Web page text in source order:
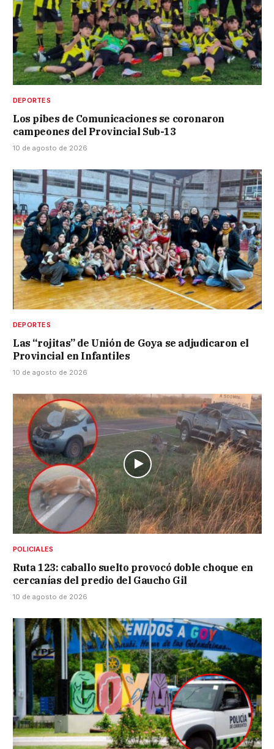
DEPORTES
Los pibes de Comunicaciones se coronaron
campeones del Provincial Sub-13
10 de agosto de 2026
DEPORTES
Las “rojitas” de Unión de Goya se adjudicaron el
Provincial en Infantiles
10 de agosto de 2026
POLICIALES
Ruta 123: caballo suelto provocó doble choque en
cercanías del predio del Gaucho Gil
10 de agosto de 2026